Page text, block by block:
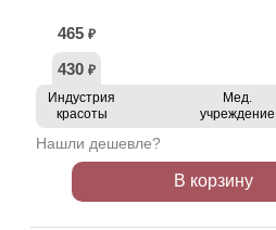
465 ₽
430 ₽
Индустрия
красоты
Мед.
учреждение
Нашли дешевле?
В корзину